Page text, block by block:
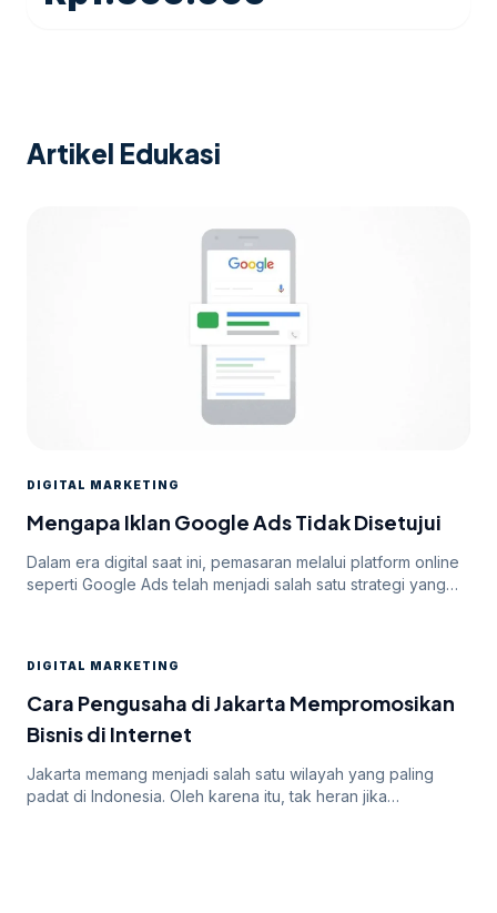
Artikel Edukasi
DIGITAL MARKETING
Mengapa Iklan Google Ads Tidak Disetujui
Dalam era digital saat ini, pemasaran melalui platform online
seperti Google Ads telah menjadi salah satu strategi yang
menghadapi tantangan dalam mendapatkan persetujuan
iklan mereka. Dalam artikel ini, kita akan membahas
mengapa […]
DIGITAL MARKETING
Cara Pengusaha di Jakarta Mempromosikan
Bisnis di Internet
Jakarta memang menjadi salah satu wilayah yang paling
padat di Indonesia. Oleh karena itu, tak heran jika